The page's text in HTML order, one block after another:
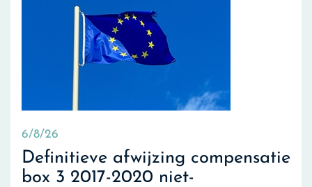
6/8/26
Definitieve afwijzing compensatie
box 3 2017-2020 niet-